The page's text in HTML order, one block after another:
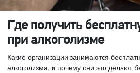
Где получить
при алкоголизме
Какие организации занимаются
алкоголизма, и почему они это делают